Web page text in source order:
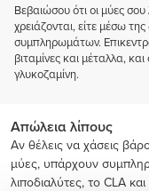
Βεβαιώσου ότι οι μύες
χρειάζονται, είτε μέσω
συμπληρωμάτων.
βιταμίνες και μέταλλα,
γλυκοζαμίνη.
Απώλεια λίπους
Αν θέλεις να χάσεις
μύες, υπάρχουν
λιποδιαλύτες, το CLA